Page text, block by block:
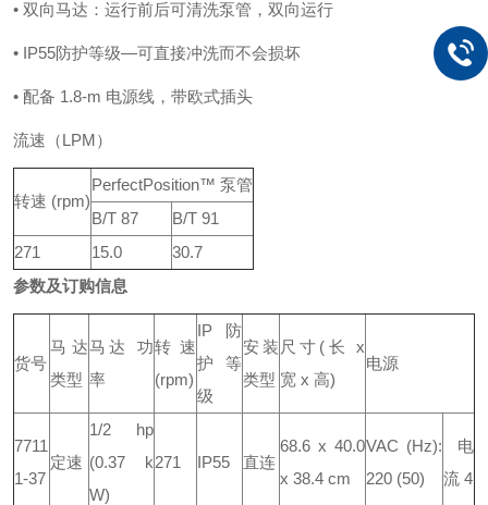
• 双向马达：运行前后可清洗泵管，双向运行
• IP55防护等级—可直接冲洗而不会损坏
• 配备 1.8-m 电源线，带欧式插头
流速（LPM）
转速 (rpm)
PerfectPosition™ 泵管
B/T 87
B/T 91
271
15.0
30.7
参数及订购信息
货号
马达
类型
马达 功
率
转速
(rpm)
IP防
护等
级
安装
类型
尺寸(长 x
宽 x 高)
电源
7711
1-37
定速
1/2 hp
(0.37 k
W)
271 IP55 直连
68.6 x 40.0
x 38.4 cm
VAC (Hz):
220 (50)
电
流 4